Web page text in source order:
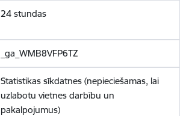
24 stundas
_ga_WMB8VFP6TZ
Statistikas sīkdatnes (nepieciešamas, lai
uzlabotu vietnes darbību un
pakalpojumus)